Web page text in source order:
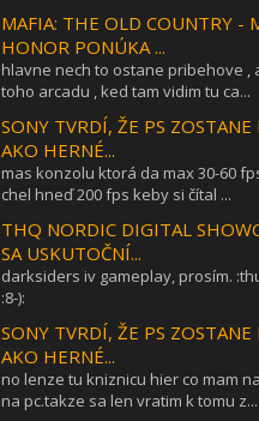
MAFIA: THE OLD COUNTRY -
HONOR PONÚKA ...
hlavne nech to ostane pribehove ,
toho arcadu , ked tam vidim tu ca...
SONY TVRDÍ, ŽE PS ZOSTANE
AKO HERNÉ...
mas konzolu ktorá da max 30-60
chel hneď 200 fps keby si čítal ...
THQ NORDIC DIGITAL
SA USKUTOČNÍ...
darksiders iv gameplay, prosím.
:8-):
SONY TVRDÍ, ŽE PS ZOSTANE
AKO HERNÉ...
no lenze tu kniznicu hier co mam
na pc.takze sa len vratim k tomu z...